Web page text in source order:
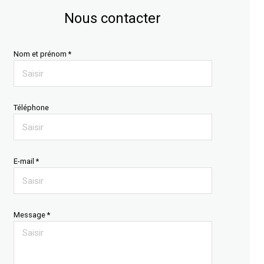
Nous contacter
Nom et prénom *
Téléphone
E-mail *
Message *